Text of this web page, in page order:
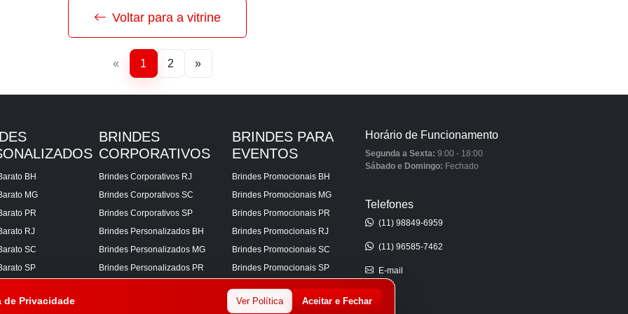
Voltar para a vitrine
« 1 2 »
BH
MG
PR
RJ
SC
SP
MG
BRINDES
CORPORATIVOS
Brindes Corporativos RJ
Brindes Corporativos SC
Brindes Corporativos SP
Brindes Personalizados BH
Brindes Personalizados MG
Brindes Personalizados PR
BRINDES PARA
EVENTOS
Brindes Promocionais BH
Brindes Promocionais MG
Brindes Promocionais PR
Brindes Promocionais RJ
Brindes Promocionais SC
Brindes Promocionais SP
Brindes Promocionais CE
Horário de Funcionamento
Segunda a Sexta: 9:00 - 18:00
Sábado e Domingo: Fechado
Telefones
(11) 98849-6959
(11) 96585-7462
E-mail
de Privacidade Ver Política Aceitar e Fechar